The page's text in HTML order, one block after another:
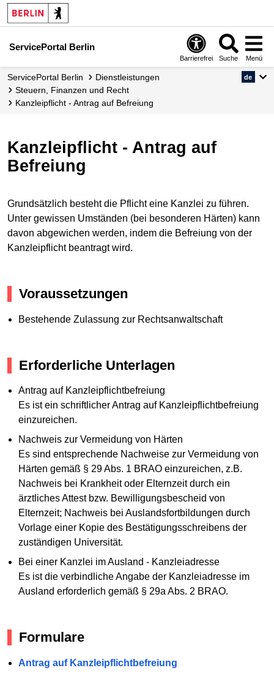
ServicePortal Berlin
Barrierefrei Suche Menü
ServicePortal Berlin
Dienstleistungen
Steuern, Finanzen und Recht
Kanzleipflicht - Antrag auf Befreiung
de
Kanzleipflicht - Antrag auf
Befreiung
Grundsätzlich besteht die Pflicht eine Kanzlei zu führen.
Unter gewissen Umständen (bei besonderen Härten) kann
davon abgewichen werden, indem die Befreiung von der
Kanzleipflicht beantragt wird.
Voraussetzungen
Bestehende Zulassung zur Rechtsanwaltschaft
Erforderliche Unterlagen
Antrag auf Kanzleipflichtbefreiung
Es ist ein schriftlicher Antrag auf Kanzleipflichtbefreiung
einzureichen.
Nachweis zur Vermeidung von Härten
Es sind entsprechende Nachweise zur Vermeidung von
Härten gemäß § 29 Abs. 1 BRAO einzureichen, z.B.
Nachweis bei Krankheit oder Elternzeit durch ein
ärztliches Attest bzw. Bewilligungsbescheid von
Elternzeit; Nachweis bei Auslandsfortbildungen durch
Vorlage einer Kopie des Bestätigungsschreibens der
zuständigen Universität.
Bei einer Kanzlei im Ausland - Kanzleiadresse
Es ist die verbindliche Angabe der Kanzleiadresse im
Ausland erforderlich gemäß § 29a Abs. 2 BRAO.
Formulare
Antrag auf Kanzleipflichtbefreiung